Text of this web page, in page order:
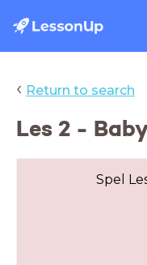
‹ Return to search
Les 2 -
Spel